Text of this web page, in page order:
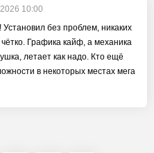
10:00
без проблем, никаких
чётко. Графика кайф, а механика
летает как надо. Кто ещё
в некоторых местах мега